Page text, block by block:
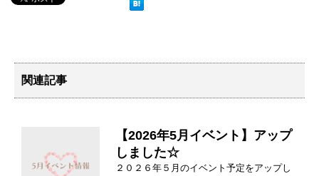
関連記事
【2026年5月イベント】アップ
しました☆
２０２６年５月のイベント予定をアップし